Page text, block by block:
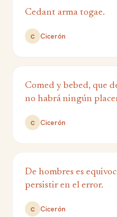
Cedant arma togae.
C Cicerón
Comed y bebed, que
no habrá ningún
C Cicerón
De hombres es
persistir en el error.
C Cicerón